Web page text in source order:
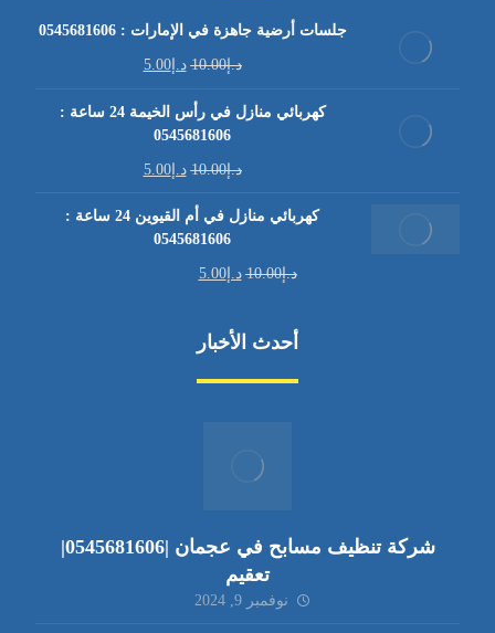
جلسات أرضية جاهزة في الإمارات : 0545681606
د.إ10.00 د.إ5.00
كهربائي منازل في رأس الخيمة 24 ساعة :
0545681606
د.إ10.00 د.إ5.00
كهربائي منازل في أم القيوين 24 ساعة :
0545681606
د.إ10.00 د.إ5.00
أحدث الأخبار
شركة تنظيف مسابح في عجمان |0545681606|
تعقيم
نوفمبر 9, 2024